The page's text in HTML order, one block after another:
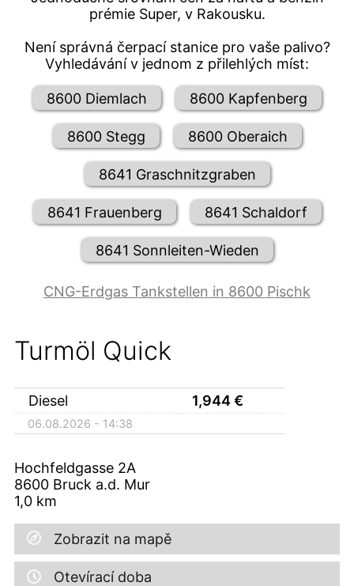
prémie Super, v Rakousku.
Není správná čerpací stanice pro vaše palivo?
Vyhledávání v jednom z přilehlých míst:
8600 Diemlach 8600 Kapfenberg
8600 Stegg 8600 Oberaich
8641 Graschnitzgraben
8641 Frauenberg 8641 Schaldorf
8641 Sonnleiten-Wieden
CNG-Erdgas Tankstellen in 8600 Pischk
Turmöl Quick
Diesel 1,944€
06.08.2026 - 14:38
Hochfeldgasse 2A
8600 Bruck a.d. Mur
1,0 km
Zobrazit na mapě
Otevírací doba